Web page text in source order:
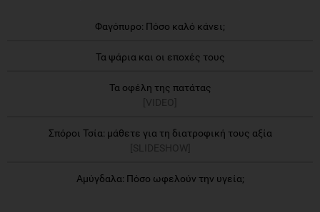
Φαγόπυρο: Πόσο καλό κάνει;
Τα ψάρια και οι εποχές τους
Τα οφέλη της πατάτας
[VIDEO]
Σπόροι Τσία: μάθετε για τη διατροφική τους αξία
[SLIDESHOW]
Αμύγδαλα: Πόσο ωφελούν την υγεία;